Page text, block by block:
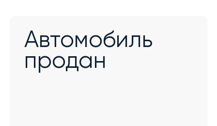
Автомобиль
продан